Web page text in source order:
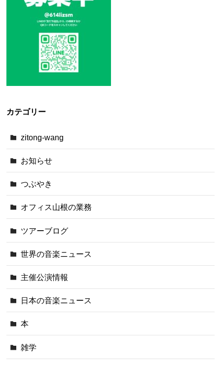
カテゴリー
zitong-wang
お知らせ
つぶやき
オフィス山根の業務
ツアーブログ
世界の音楽ニュース
主催公演情報
日本の音楽ニュース
本
雑学